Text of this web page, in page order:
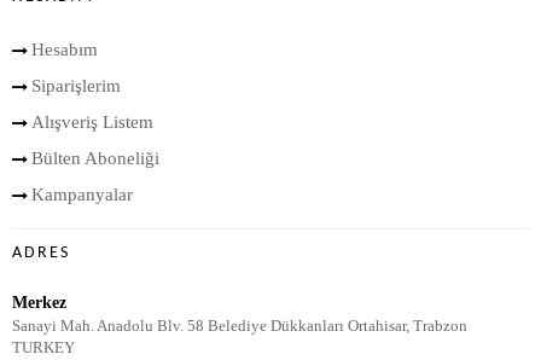
Hesabım
Siparişlerim
Alışveriş Listem
Bülten Aboneliği
Kampanyalar
ADRES
Merkez
Sanayi Mah. Anadolu Blv. 58 Belediye Dükkanları Ortahisar, Trabzon
TURKEY